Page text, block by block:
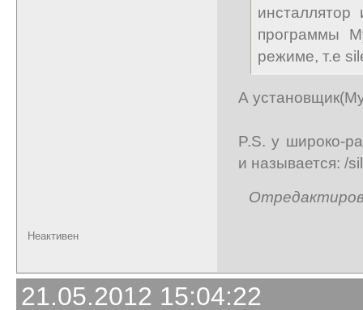
программы
режиме, т.е
А
P.S. у широко-
и называется: /
Неактивен
21.05.2012 15:04:22